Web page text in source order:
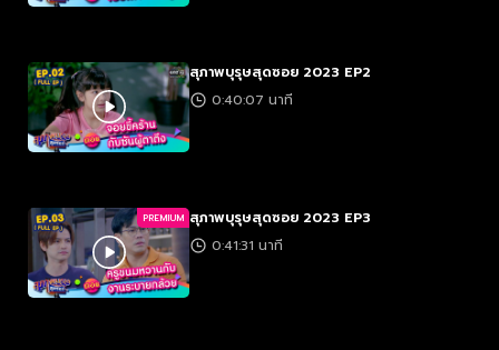
สุภาพบุรุษสุดซอย 2023 EP2
0:40:07 นาที
PREMIUM สุภาพบุรุษสุดซอย 2023 EP3
0:41:31 นาที